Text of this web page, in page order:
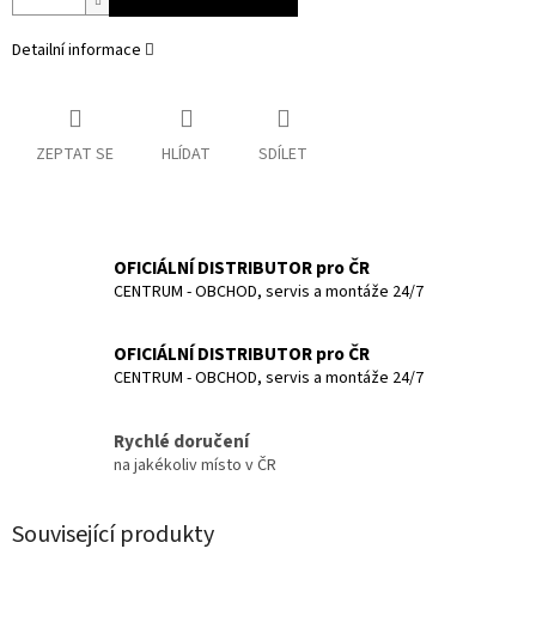
Detailní informace
ZEPTAT SE HLÍDAT SDÍLET
OFICIÁLNÍ DISTRIBUTOR pro ČR
CENTRUM - OBCHOD, servis a montáže 24/7
OFICIÁLNÍ DISTRIBUTOR pro ČR
CENTRUM - OBCHOD, servis a montáže 24/7
Rychlé doručení
na jakékoliv místo v ČR
Související produkty